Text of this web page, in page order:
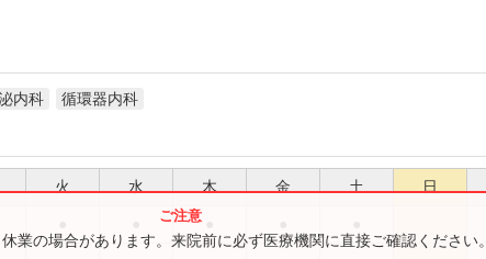
内科 循環器内科
火 水 木 金 土 日
業の場合があります。来院前に必ず医療機関に直接ご確認ください。